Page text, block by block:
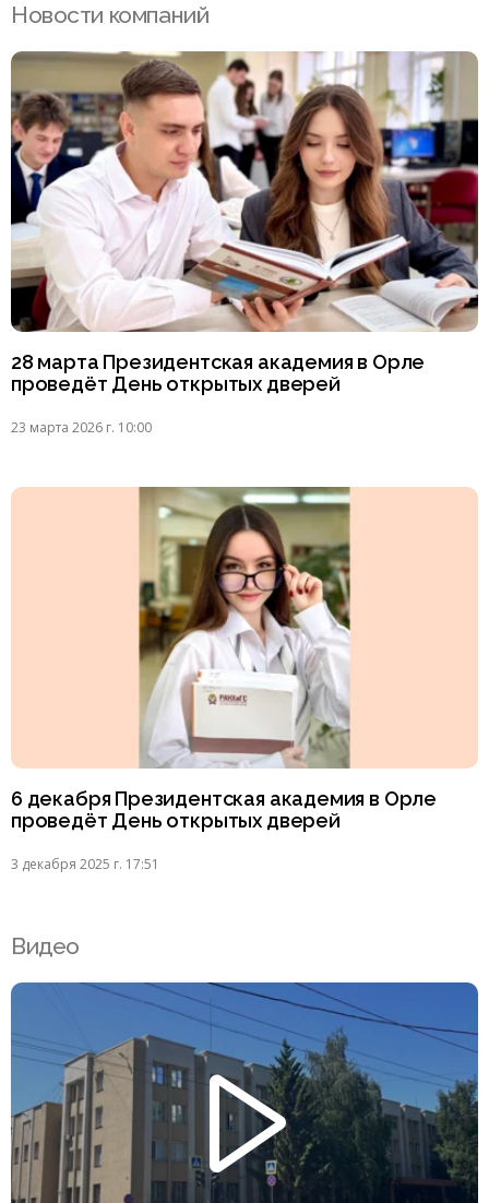
Новости компаний
28 марта Президентская академия в Орле
проведёт День открытых дверей
23 марта 2026 г. 10:00
6 декабря Президентская академия в Орле
проведёт День открытых дверей
3 декабря 2025 г. 17:51
Видео